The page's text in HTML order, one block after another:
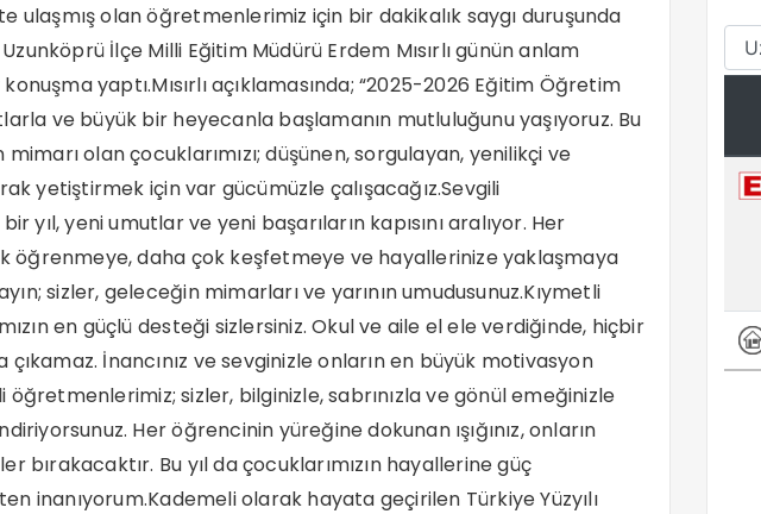
ulaşmış olan öğretmenlerimiz için bir dakikalık saygı duruşunda
İlçe Milli Eğitim Müdürü Erdem Mısırlı günün anlam
yaptı.Mısırlı açıklamasında; “2025-2026 Eğitim Öğretim
ve büyük bir heyecanla başlamanın mutluluğunu yaşıyoruz. Bu
mimarı olan çocuklarımızı; düşünen, sorgulayan, yenilikçi ve
yetiştirmek için var gücümüzle çalışacağız.Sevgili
yıl, yeni umutlar ve yeni başarıların kapısını aralıyor. Her
öğrenmeye, daha çok keşfetmeye ve hayallerinize yaklaşmaya
sizler, geleceğin mimarları ve yarının umudusunuz.Kıymetli
en güçlü desteği sizlersiniz. Okul ve aile el ele verdiğinde, hiçbir
çıkamaz. İnancınız ve sevginizle onların en büyük motivasyon
öğretmenlerimiz; sizler, bilginizle, sabrınızla ve gönül emeğinizle
Her öğrencinin yüreğine dokunan ışığınız, onların
bırakacaktır. Bu yıl da çocuklarımızın hayallerine güç
inanıyorum.Kademeli olarak hayata geçirilen Türkiye Yüzyılı